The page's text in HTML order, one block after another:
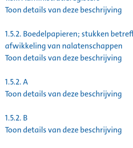
Toon details van deze beschrijving
1.5.2. Boedelpapieren; stukken
afwikkeling van nalatenschappen
Toon details van deze beschrijving
1.5.2.A
Toon details van deze beschrijving
1.5.2. B
Toon details van deze beschrijving